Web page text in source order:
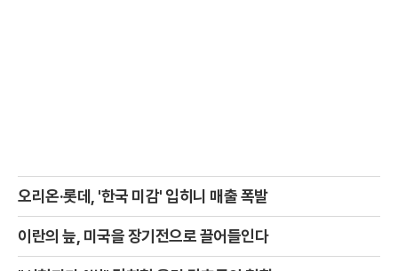
오리온·롯데, '한국 미감' 입히니 매출 폭발
이란의 늪, 미국을 장기전으로 끌어들인다